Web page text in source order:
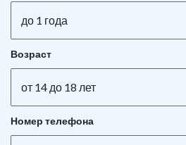
до 1 года
Возраст
от 14 до 18 лет
Номер телефона